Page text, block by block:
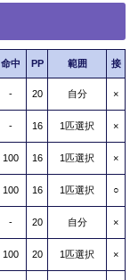
命中 PP 範囲 接
- 20 自分 ×
- 16 1匹選択 ×
100 16 1匹選択 ×
100 16 1匹選択 ○
- 20 自分 ×
100 20 1匹選択 ×